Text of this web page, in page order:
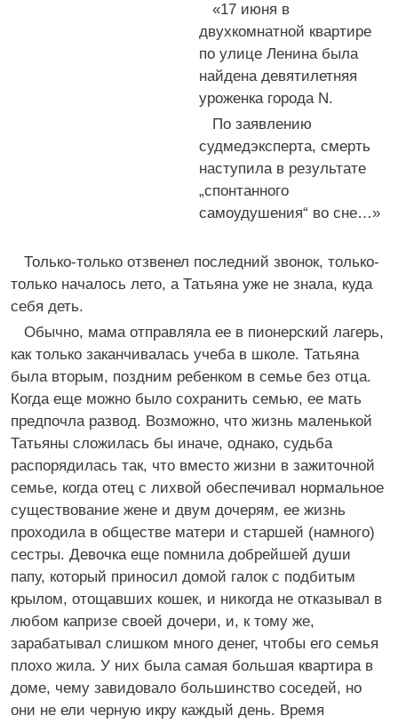
«17 июня в
двухкомнатной квартире
по улице Ленина была
найдена девятилетняя
уроженка города N.
По заявлению
судмедэксперта, смерть
наступила в результате
„спонтанного
самоудушения“ во сне…»
Только-только отзвенел последний звонок, только-
только началось лето, а Татьяна уже не знала, куда
себя деть.
Обычно, мама отправляла ее в пионерский лагерь,
как только заканчивалась учеба в школе. Татьяна
была вторым, поздним ребенком в семье без отца.
Когда еще можно было сохранить семью, ее мать
предпочла развод. Возможно, что жизнь маленькой
Татьяны сложилась бы иначе, однако, судьба
распорядилась так, что вместо жизни в зажиточной
семье, когда отец с лихвой обеспечивал нормальное
существование жене и двум дочерям, ее жизнь
проходила в обществе матери и старшей (намного)
сестры. Девочка еще помнила добрейшей души
папу, который приносил домой галок с подбитым
крылом, отощавших кошек, и никогда не отказывал в
любом капризе своей дочери, и, к тому же,
зарабатывал слишком много денег, чтобы его семья
плохо жила. У них была самая большая квартира в
доме, чему завидовало большинство соседей, но
они не ели черную икру каждый день. Время